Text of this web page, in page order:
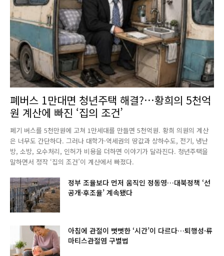
폐버스 1만대면 청년주택 해결?…황희의 5천억
원 계산에 빠진 ‘집의 조건’
폐기 버스를 5천만원에 고쳐 1만세대를 만들면 5천억원. 황희 의원의 계산
은 너무도 간단하다. 그러나 대학가·역세권의 땅값과 상하수도, 전기, 냉난
방, 소방, 오수처리, 인허가 비용을 더하면 이야기가 달라진다. 청년주택을
말하면서 정작 ‘집의 조건’이 계산에서 빠졌다.
정부 조율보다 먼저 움직인 정동영…대북정책 ‘선
공개·후조율’ 계속됐다
아침에 관절이 뻣뻣한 ‘시간’이 다르다…퇴행성·류
마티스관절염 구별법